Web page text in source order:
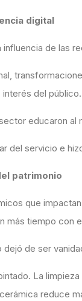
digital
de las
del
educaron al
del servicio e
patrimonio
que
más tiempo con
de ser
La
reduce